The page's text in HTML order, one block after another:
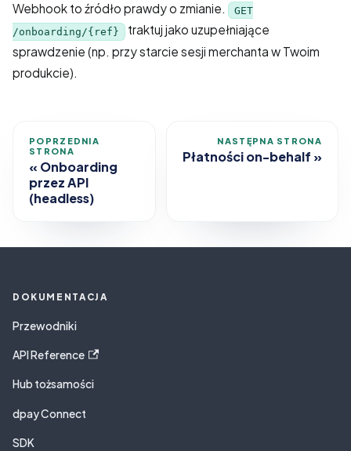
Webhook to źródło prawdy o zmianie.
GET
/onboarding/{ref} traktuj jako uzupełniające
sprawdzenie (np. przy starcie sesji merchanta w Twoim
produkcie).
POPRZEDNIA
STRONA
Onboarding
przez API
(headless)
NASTĘPNA STRONA
Płatności on-behalf
DOKUMENTACJA
Przewodniki
API Reference
Hub tożsamości
dpay Connect
SDK